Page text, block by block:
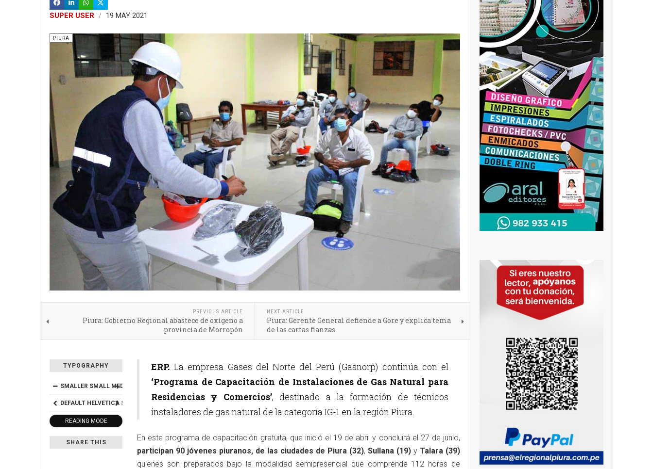
SUPER USER 19 MAY 2021
PIURA
PREVIOUS ARTICLE
Piura: Gobierno Regional abastece de oxígeno a
provincia de Morropón
NEXT ARTICLE
Piura: Gerente General defiende a Gore y explica tema
de las cartas fianzas
TYPOGRAPHY
SMALLER SMALL MEDIUM BIGGER
DEFAULT HELVETICA SEGOE
READING MODE
SHARE THIS
ERP. La empresa Gases del Norte del Perú (Gasnorp) continúa con el
‘Programa de Capacitación de Instalaciones de Gas Natural para
Residencias y Comercios’, destinado a la formación de técnicos
instaladores de gas natural de la categoría IG-1 en la región Piura.
En este programa de capacitación gratuita, que inició el 19 de abril y concluirá el 27 de junio,
participan 90 jóvenes piuranos, de las ciudades de Piura (32), Sullana (19) y Talara (39)
quienes son preparados bajo la modalidad semipresencial que comprende 112 horas de